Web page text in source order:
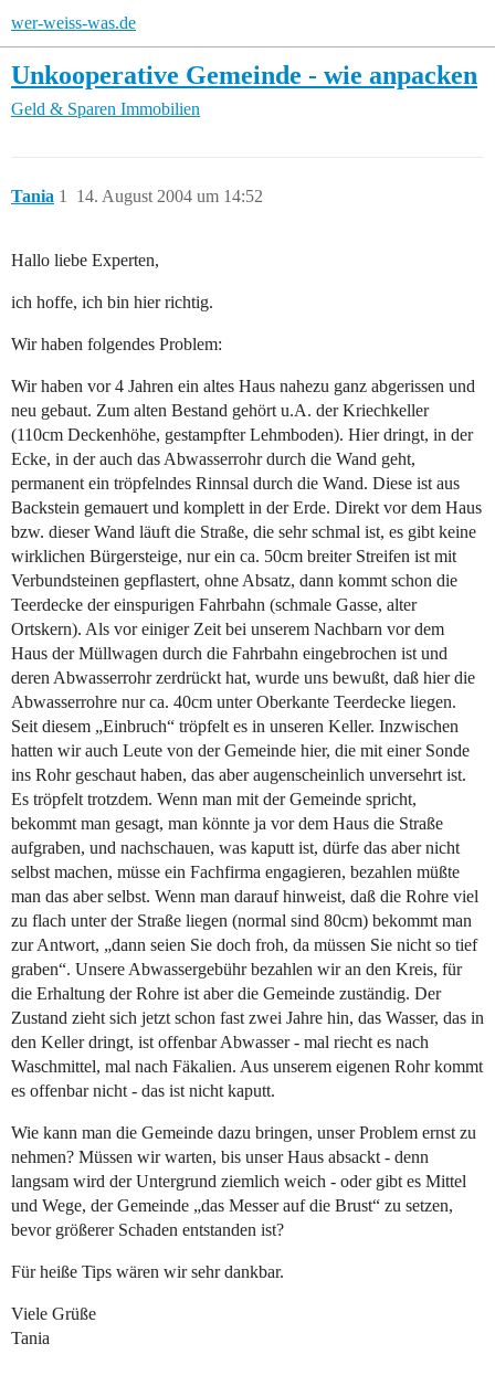
wer-weiss-was.de
Unkooperative Gemeinde - wie anpacken
Geld & Sparen Immobilien
Tania 14. August 2004 um 14:52
1
Hallo liebe Experten,
ich hoffe, ich bin hier richtig.
Wir haben folgendes Problem:
Wir haben vor 4 Jahren ein altes Haus nahezu ganz abgerissen und
neu gebaut. Zum alten Bestand gehört u.A. der Kriechkeller
(110cm Deckenhöhe, gestampfter Lehmboden). Hier dringt, in der
Ecke, in der auch das Abwasserrohr durch die Wand geht,
permanent ein tröpfelndes Rinnsal durch die Wand. Diese ist aus
Backstein gemauert und komplett in der Erde. Direkt vor dem Haus
bzw. dieser Wand läuft die Straße, die sehr schmal ist, es gibt keine
wirklichen Bürgersteige, nur ein ca. 50cm breiter Streifen ist mit
Verbundsteinen gepflastert, ohne Absatz, dann kommt schon die
Teerdecke der einspurigen Fahrbahn (schmale Gasse, alter
Ortskern). Als vor einiger Zeit bei unserem Nachbarn vor dem
Haus der Müllwagen durch die Fahrbahn eingebrochen ist und
deren Abwasserrohr zerdrückt hat, wurde uns bewußt, daß hier die
Abwasserrohre nur ca. 40cm unter Oberkante Teerdecke liegen.
Seit diesem „Einbruch“ tröpfelt es in unseren Keller. Inzwischen
hatten wir auch Leute von der Gemeinde hier, die mit einer Sonde
ins Rohr geschaut haben, das aber augenscheinlich unversehrt ist.
Es tröpfelt trotzdem. Wenn man mit der Gemeinde spricht,
bekommt man gesagt, man könnte ja vor dem Haus die Straße
aufgraben, und nachschauen, was kaputt ist, dürfe das aber nicht
selbst machen, müsse ein Fachfirma engagieren, bezahlen müßte
man das aber selbst. Wenn man darauf hinweist, daß die Rohre viel
zu flach unter der Straße liegen (normal sind 80cm) bekommt man
zur Antwort, „dann seien Sie doch froh, da müssen Sie nicht so tief
graben“. Unsere Abwassergebühr bezahlen wir an den Kreis, für
die Erhaltung der Rohre ist aber die Gemeinde zuständig. Der
Zustand zieht sich jetzt schon fast zwei Jahre hin, das Wasser, das in
den Keller dringt, ist offenbar Abwasser - mal riecht es nach
Waschmittel, mal nach Fäkalien. Aus unserem eigenen Rohr kommt
es offenbar nicht - das ist nicht kaputt.
Wie kann man die Gemeinde dazu bringen, unser Problem ernst zu
nehmen? Müssen wir warten, bis unser Haus absackt - denn
langsam wird der Untergrund ziemlich weich - oder gibt es Mittel
und Wege, der Gemeinde „das Messer auf die Brust“ zu setzen,
bevor größerer Schaden entstanden ist?
Für heiße Tips wären wir sehr dankbar.
Viele Grüße
Tania